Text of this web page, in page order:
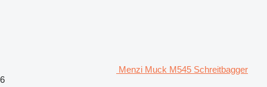
Menzi Muck M545 Schreitbagger
6